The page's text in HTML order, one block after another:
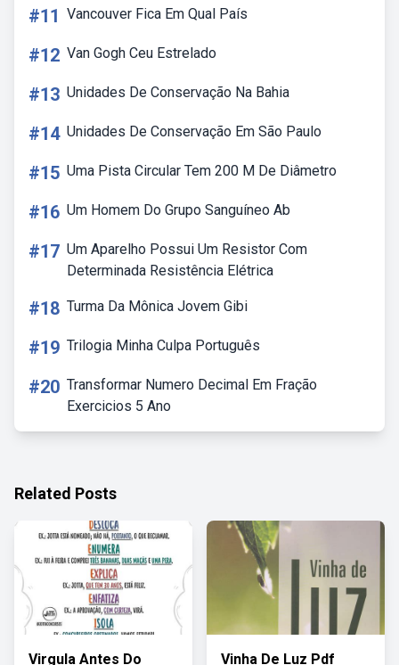
#11 Vancouver Fica Em Qual País
#12 Van Gogh Ceu Estrelado
#13 Unidades De Conservação Na Bahia
#14 Unidades De Conservação Em São Paulo
#15 Uma Pista Circular Tem 200 M De Diâmetro
#16 Um Homem Do Grupo Sanguíneo Ab
#17 Um Aparelho Possui Um Resistor Com
Determinada Resistência Elétrica
#18 Turma Da Mônica Jovem Gibi
#19 Trilogia Minha Culpa Português
#20 Transformar Numero Decimal Em Fração
Exercicios 5 Ano
Related Posts
Virgula Antes Do Vinha De Luz Pdf